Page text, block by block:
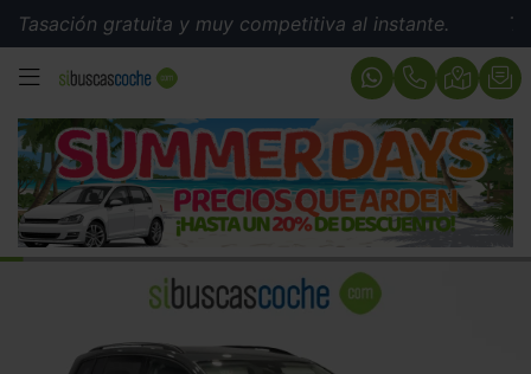
gratuita y muy competitiva al instante.
MENÚ